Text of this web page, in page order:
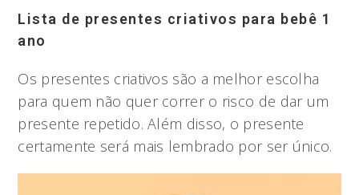
Lista de presentes criativos para bebê 1
ano
Os presentes criativos são a melhor escolha
para quem não quer correr o risco de dar um
presente repetido. Além disso, o presente
certamente será mais lembrado por ser único.